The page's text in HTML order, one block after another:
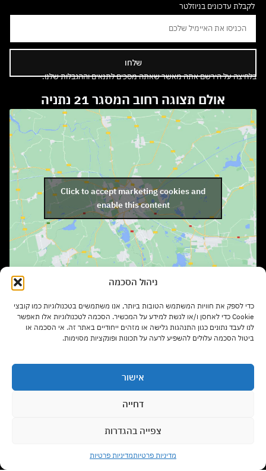
ניהול הסכמה
כדי לספק את חוויות המשתמש הטובות ביותר, אנו משתמשים בטכנולוגיות כמו קובצי
Cookie כדי לאחסן ו/או לגשת למידע על המכשיר. הסכמה לטכנולוגיות אלו תאפשר
לנו לעבד נתונים כגון התנהגות גלישה או מזהים ייחודיים באתר זה. אי הסכמה או
ביטול הסכמה עלולים להשפיע לרעה על תכונות ופונקציות מסוימות.
אישור
דחייה
צפייה בהגדרות
מדיניות פרטיותמדיניות פרטיות
לקבלת עדכונים בניוזלטר
שלחו
בלחיצה על הירשם אתה מאשר שאתה מסכים לתנאים וההגבלות שלנו.
אולם תצוגה רחוב המסגר 21 נתניה
Click to accept marketing cookies and
enable this content
ימים א' – ה' בשעות 9:00 – 17:00
יום ו' בשעות 9:00 – 13:00